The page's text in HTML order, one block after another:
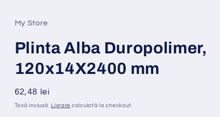
My Store
Plinta Alba Duropolimer,
120x14X2400 mm
Preț
obișnuit
62,48 lei
Taxă inclusă. Livrare calculată la checkout.